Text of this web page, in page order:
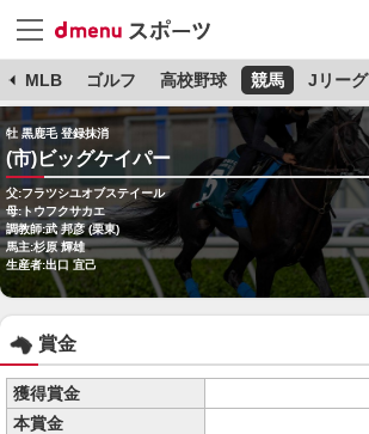
MLB ゴルフ 高校野球 競馬 Jリーグ
牡 黒鹿毛 登録抹消
(市)ビッグケイパー
父:フラツシユオブステイール
母:トウフクサカエ
調教師:武 邦彦 (栗東)
馬主:杉原 輝雄
生産者:出口 宜己
賞金
獲得賞金
本賞金